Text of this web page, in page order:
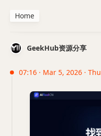
GeekHub资源分享
07:16 · Mar 5, 2026 · Thu
Home